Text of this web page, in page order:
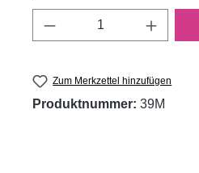
Produkt Anzahl:
Zum Merkzettel hinzufügen
Produktnummer: 39M